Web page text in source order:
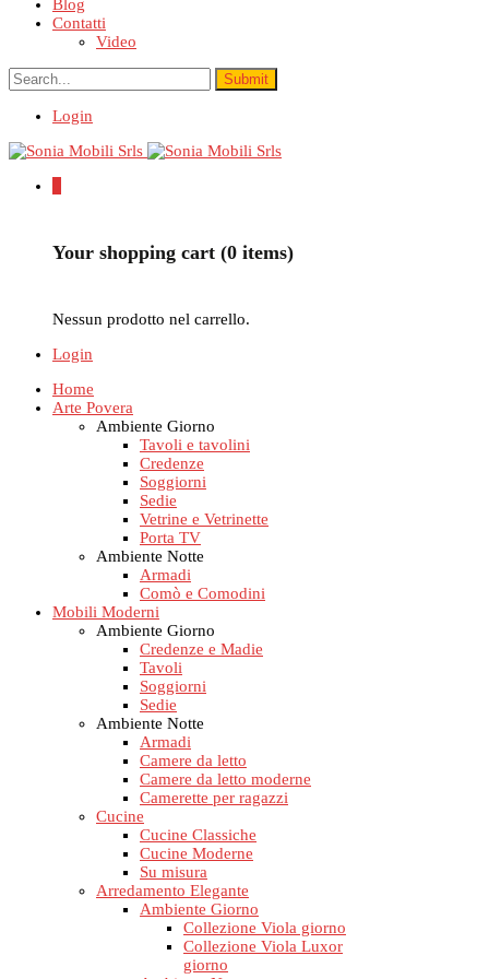
Blog
Contatti
Video
Login
Your shopping cart (0 items)
Nessun prodotto nel carrello.
Login
Home
Arte Povera
Ambiente Giorno
Tavoli e tavolini
Credenze
Soggiorni
Sedie
Vetrine e Vetrinette
Porta TV
Ambiente Notte
Armadi
Comò e Comodini
Mobili Moderni
Ambiente Giorno
Credenze e Madie
Tavoli
Soggiorni
Sedie
Ambiente Notte
Armadi
Camere da letto
Camere da letto moderne
Camerette per ragazzi
Cucine
Cucine Classiche
Cucine Moderne
Su misura
Arredamento Elegante
Ambiente Giorno
Collezione Viola giorno
Collezione Viola Luxor
giorno